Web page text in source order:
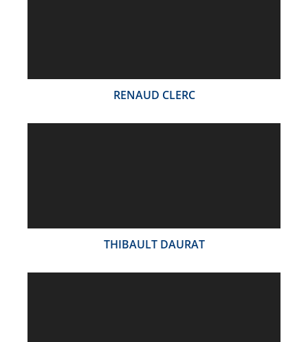
RENAUD CLERC
THIBAULT DAURAT